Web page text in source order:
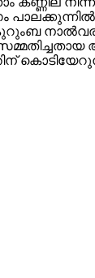
കുറുംബ